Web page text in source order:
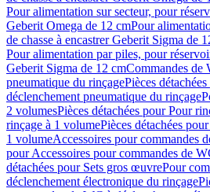
Pour alimentation sur secteur, pour
Geberit Omega de 12 cmPour
de chasse à encastrer Geberit Sigma de
Pour alimentation par piles, pour
Geberit Sigma de 12 cmCommandes de
pneumatique du rinçagePièces
déclenchement pneumatique du rinçage
2 volumesPièces détachées pour Pour
rinçage à 1 volumePièces détachées
1 volumeAccessoires pour commandes
pour Accessoires pour commandes de
détachées pour Sets gros œuvrePour
déclenchement électronique du rinçage